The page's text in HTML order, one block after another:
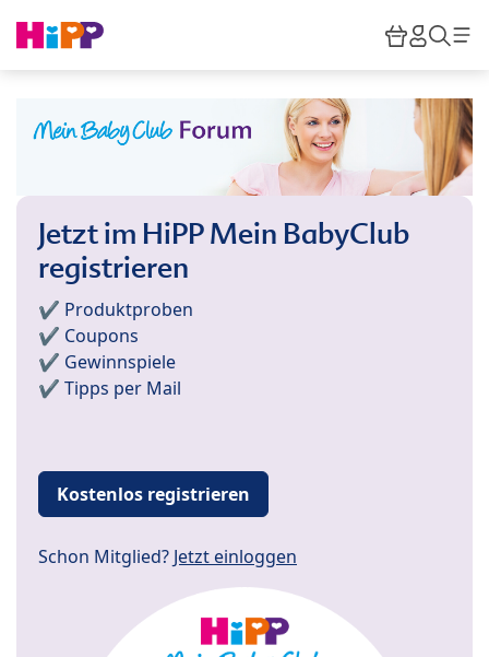
HiPP
Jetzt im HiPP Mein BabyClub
registrieren
✔️ Produktproben
✔️ Coupons
✔️ Gewinnspiele
✔️ Tipps per Mail
Kostenlos registrieren
Schon Mitglied? Jetzt einloggen